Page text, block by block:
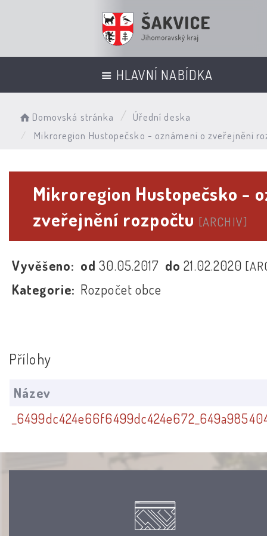
HLAVNÍ NABÍDKA
Domovská stránka
Úřední deska
Mikroregion Hustopečsko - oznámení o zveřejnění
Mikroregion Hustopečsko -
zveřejnění rozpočtu [ARCHIV]
Vyvěšeno: od30.05.2017 do21.02.2020
Kategorie: Rozpočet obce
Přílohy
Název